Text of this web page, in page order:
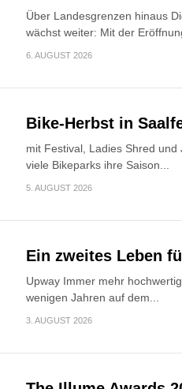
Über Landesgrenzen hinaus
wächst weiter: Mit der
6. AUGUST 2026
Bike-Herbst in
mit Festival, Ladies Shred
viele Bikeparks ihre Saison...
5. AUGUST 2026
Ein zweites Leben
Upway Immer mehr
wenigen Jahren auf dem...
3. AUGUST 2026